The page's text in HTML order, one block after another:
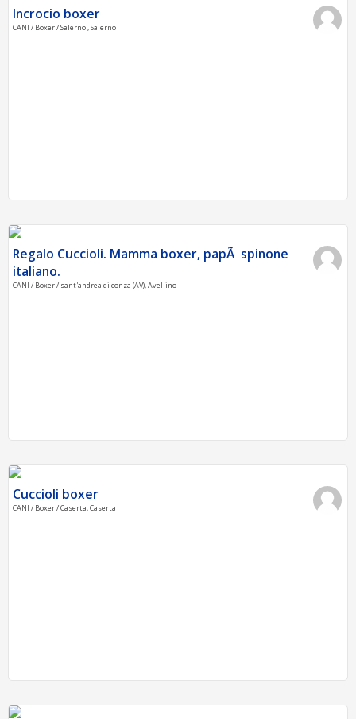
Incrocio boxer
CANI / Boxer / Salerno , Salerno
Regalo Cuccioli. Mamma boxer, papÃ spinone
italiano.
CANI / Boxer / sant'andrea di conza (AV), Avellino
Cuccioli boxer
CANI / Boxer / Caserta, Caserta